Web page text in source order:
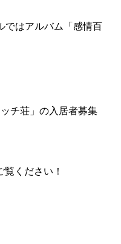
ではアルバム「感情百
チ荘」の入居者募集
ください！